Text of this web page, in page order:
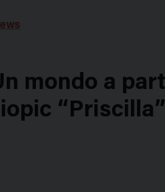
mondo a
“Priscilla”